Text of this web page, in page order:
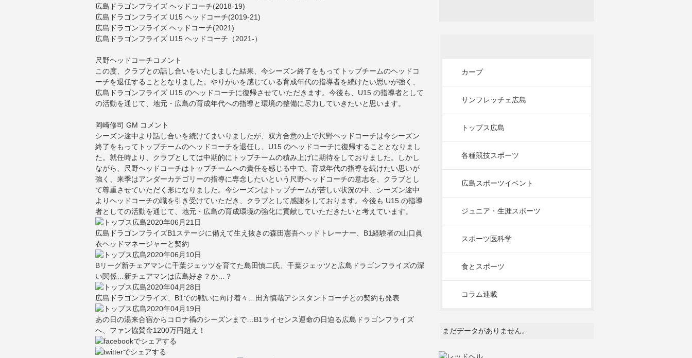
広島ドラゴンフライズ ヘッドコーチ(2018-19)
広島ドラゴンフライズ U15 ヘッドコーチ(2019-21)
広島ドラゴンフライズ ヘッドコーチ(2021)
広島ドラゴンフライズ U15 ヘッドコーチ（2021-）
尺野ヘッドコーチコメント
この度、クラブとの話し合いをいたしました結果、今シーズン終了をもってトップチームのヘッドコ
ーチを退任することとなりました。やりがいを感じている育成年代の指導者を続けたい思いが強く、
広島ドラゴンフライズ U15 のヘッドコーチに復帰させていただきます。今後も、U15 の指導者として
の活動を通じて、地元・広島の育成年代への指導と環境の整備に尽力していきたいと思います。
岡崎修司 GM コメント
シーズン途中より話し合いを続けてまいりましたが、双方合意の上で尺野ヘッドコーチは今シーズン
終了をもってトップチームのヘッドコーチを退任し、U15 のヘッドコーチに復帰することとなりまし
た。就任時より、クラブとしては中期的にトップチームの積み上げに期待をしておりました。しかし
ながら、尺野ヘッドコーチはトップチームへの責任を感じる中で、育成年代の指導を続けたい思いが
強く、来季はアンダーカテゴリーの指導に専念したいという尺野ヘッドコーチの意志を、クラブとし
て尊重させていただく形になりました。今シーズンはトップチームが苦しい状況の中、シーズン途中
よりヘッドコーチの職を引き受けていただき、クラブとして感謝をしております。今後も U15 の指導
者としての活動を通じて、地元・広島の育成環境の強化に貢献していただきたいと考えています。
2020年06月21日
広島ドラゴンフライズB1ステージに備えて生え抜きの森田憲吾ヘッドトレーナー、B1経験者の山口眞
衣ヘッドマネージャーと契約
2020年06月10日
Bリーグ新チェアマンに千葉ジェッツを育てた島田慎二氏、千葉ジェッツと広島ドラゴンフライズの深
い関係…新チェアマンは広島好き？か…？
2020年04月28日
広島ドラゴンフライズ、B1での戦いに向け着々…田方慎哉アシスタントコーチとの契約も発表
2020年04月19日
あの日の湯来合宿からコロナ禍のシーズンまで…B1ライセンス運命の日迫る広島ドラゴンフライズ
へ、ファン協賛金1200万円超え！
カープ
サンフレッチェ広島
トップス広島
各種競技スポーツ
広島スポーツイベント
ジュニア・生涯スポーツ
スポーツ医科学
食とスポーツ
コラム連載
まだデータがありません。